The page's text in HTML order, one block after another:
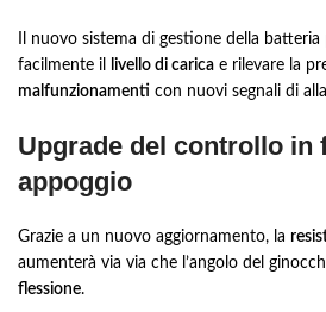
Il nuovo sistema di gestione della
facilmente il
livello di carica e rilevare la
malfunzionamenti con nuovi segnali di
Upgrade del controllo in
appoggio
Grazie a un nuovo aggiornamento, la
aumenterà via via che l’angolo del
flessione.